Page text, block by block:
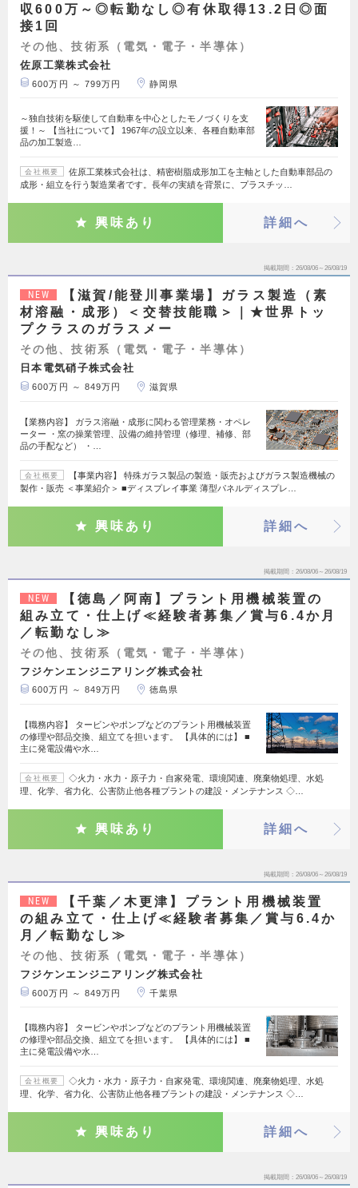
収600万～◎転勤なし◎有休取得13.2日◎面
接1回
その他、技術系（電気・電子・半導体）
佐原工業株式会社
600万円 ～ 799万円 静岡県
～独自技術を駆使して自動車を中心としたモノづくりを支
援！～ 【当社について】 1967年の設立以来、各種自動車部
品の加工製造…
会社概要
佐原工業株式会社は、精密樹脂成形加工を主軸とした自動車部品の
成形・組立を行う製造業者です。長年の実績を背景に、プラスチッ…
興味あり 詳細へ
掲載期間 26/08/06～26/08/19
NEW
【滋賀/能登川事業場】ガラス製造（素
材溶融・成形）＜交替技能職＞｜★世界トッ
プクラスのガラスメー
その他、技術系（電気・電子・半導体）
日本電気硝子株式会社
600万円 ～ 849万円 滋賀県
【業務内容】 ガラス溶融・成形に関わる管理業務・オペレ
ーター ・窯の操業管理、設備の維持管理（修理、補修、部
品の手配など） ・…
会社概要
【事業内容】 特殊ガラス製品の製造・販売およびガラス製造機械の
製作・販売 ＜事業紹介＞ ■ディスプレイ事業 薄型パネルディスプレ…
興味あり 詳細へ
掲載期間 26/08/06～26/08/19
NEW
【徳島／阿南】プラント用機械装置の
組み立て・仕上げ≪経験者募集／賞与6.4か月
／転勤なし≫
その他、技術系（電気・電子・半導体）
フジケンエンジニアリング株式会社
600万円 ～ 849万円 徳島県
【職務内容】 タービンやポンプなどのプラント用機械装置
の修理や部品交換、組立てを担います。 【具体的には】 ■
主に発電設備や水…
会社概要
◇火力・水力・原子力・自家発電、環境関連、廃棄物処理、水処
理、化学、省力化、公害防止他各種プラントの建設・メンテナンス ◇…
興味あり 詳細へ
掲載期間 26/08/06～26/08/19
NEW
【千葉／木更津】プラント用機械装置
の組み立て・仕上げ≪経験者募集／賞与6.4か
月／転勤なし≫
その他、技術系（電気・電子・半導体）
フジケンエンジニアリング株式会社
600万円 ～ 849万円 千葉県
【職務内容】 タービンやポンプなどのプラント用機械装置
の修理や部品交換、組立てを担います。 【具体的には】 ■
主に発電設備や水…
会社概要
◇火力・水力・原子力・自家発電、環境関連、廃棄物処理、水処
理、化学、省力化、公害防止他各種プラントの建設・メンテナンス ◇…
興味あり 詳細へ
掲載期間 26/08/06～26/08/19